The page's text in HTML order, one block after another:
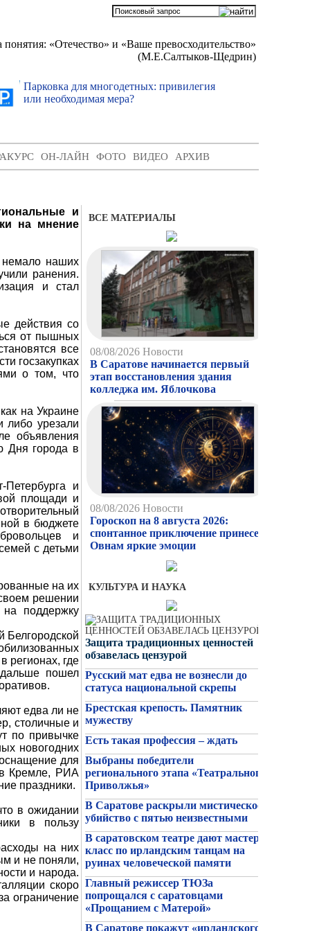
«Отечество» и «Ваше превосходительство»
(М.Е.Салтыков-Щедрин)
Парковка для многодетных: привилегия
или необходимая мера?
ОН-ЛАЙН ФОТО ВИДЕО АРХИВ
и
на мнение
немало наших
ранения.
и стал
действия со
от пышных
все
госзакупках
о том, что
на Украине
либо урезали
объявления
Дня города в
и
площади и
в бюджете
и
с детьми
на их
решении
поддержку
Белгородской
регионах, где
пошел
едва ли не
столичные и
по привычке
новогодних
для
в Кремле, РИА
праздники.
в ожидании
в пользу
на них
и не поняли,
и народа.
скоро
ограничение
ВСЕ МАТЕРИАЛЫ
08/08/2026 Новости
В Саратове начинается первый
этап восстановления здания
колледжа им. Яблочкова
08/08/2026 Новости
Гороскоп на 8 августа 2026:
спонтанное приключение принесет
Овнам яркие эмоции
07/08/2026 Новости
Из-за схода локомотива в
Саратове задерживаются пять
пассажирских поездов
07/08/2026 Новости
Прогноз погоды на 8 августа в
Саратовской области
КУЛЬТУРА И НАУКА
Защита традиционных ценностей
обзавелась цензурой
Русский мат едва не вознесли до
статуса национальной скрепы
Брестская крепость. Памятник
мужеству
Есть такая профессия – ждать
Выбраны победители
регионального этапа «Театрального
Приволжья»
В Саратове раскрыли мистическое
убийство с пятью неизвестными
В саратовском театре дают мастер-
класс по ирландским танцам на
руинах человеческой памяти
Главный режиссер ТЮЗа
попрощался с саратовцами
«Прощанием с Матерой»
В Саратове покажут «ирландского